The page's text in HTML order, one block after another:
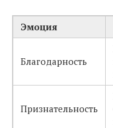
Эмоция
Благодарность
Признательность